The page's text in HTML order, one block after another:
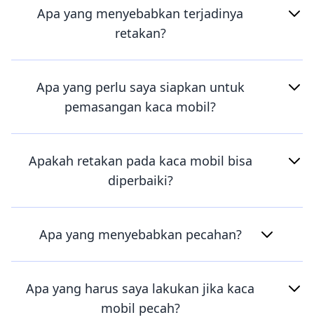
Apa yang menyebabkan terjadinya
retakan?
Apa yang perlu saya siapkan untuk
pemasangan kaca mobil?
Apakah retakan pada kaca mobil bisa
diperbaiki?
Apa yang menyebabkan pecahan?
Apa yang harus saya lakukan jika kaca
mobil pecah?